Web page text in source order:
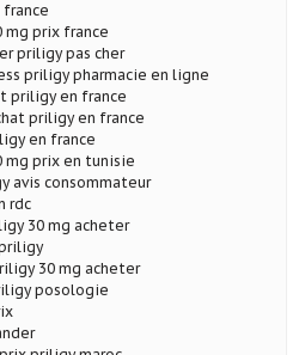
mg prix france
priligy pas cher
priligy pharmacie en ligne
priligy en france
priligy en france
en france
mg prix en tunisie
avis consommateur
rdc
30 mg acheter
30 mg acheter
posologie